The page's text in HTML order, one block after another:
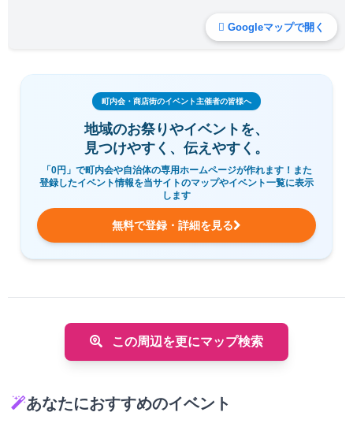
Googleマップで開く
町内会・商店街のイベント主催者の皆様へ
地域のお祭りやイベントを、
見つけやすく、伝えやすく。
「0円」で町内会や自治体の専用ホームページが作れます！また
登録したイベント情報を当サイトのマップやイベント一覧に表示
します
無料で登録・詳細を見る
この周辺を更にマップ検索
あなたにおすすめのイベント